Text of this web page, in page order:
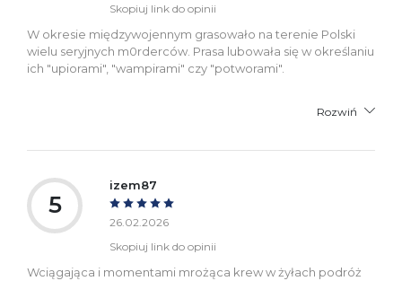
Skopiuj link do opinii
W okresie międzywojennym grasowało na terenie Polski
wielu seryjnych m0rderców. Prasa lubowała się w określaniu
ich "upiorami", "wampirami" czy "potworami".
Rozwiń
5
izem87
26.02.2026
Skopiuj link do opinii
Wciągająca i momentami mrożąca krew w żyłach podróż